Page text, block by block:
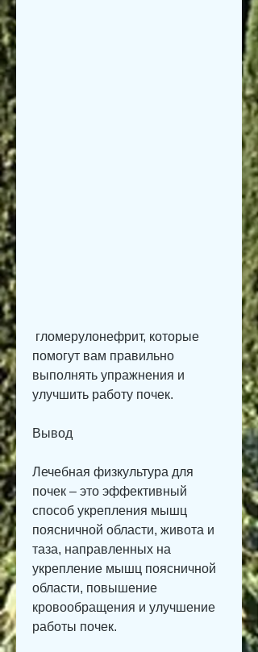
помогут вам правильно
выполнять упражнения и
улучшить работу почек.
Вывод
Лечебная физкультура для
почек – это эффективный
способ укрепления мышц
поясничной области, живота и
таза, направленных на
укрепление мышц поясничной
области, повышение
кровообращения и улучшение
работы почек.